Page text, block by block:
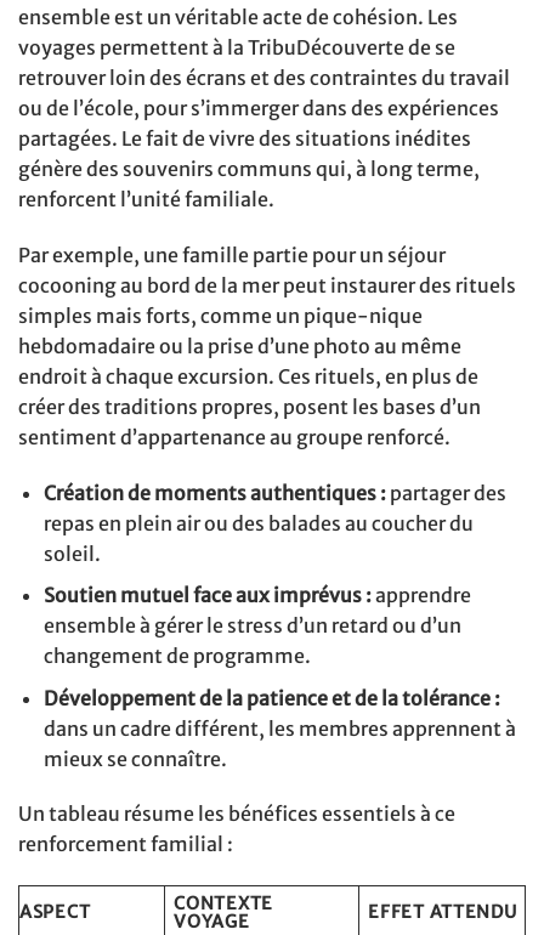
ensemble est un véritable acte de cohésion. Les
voyages permettent à la TribuDécouverte de se
retrouver loin des écrans et des contraintes du travail
ou de l’école, pour s’immerger dans des expériences
partagées. Le fait de vivre des situations inédites
génère des souvenirs communs qui, à long terme,
renforcent l’unité familiale.
Par exemple, une famille partie pour un séjour
cocooning au bord de la mer peut instaurer des rituels
simples mais forts, comme un pique-nique
hebdomadaire ou la prise d’une photo au même
endroit à chaque excursion. Ces rituels, en plus de
créer des traditions propres, posent les bases d’un
sentiment d’appartenance au groupe renforcé.
Création de moments authentiques :partager des
repas en plein air ou des balades au coucher du
soleil.
Soutien mutuel face aux imprévus :apprendre
ensemble à gérer le stress d’un retard ou d’un
changement de programme.
Développement de la patience et de la tolérance :
dans un cadre différent, les membres apprennent à
mieux se connaître.
Un tableau résume les bénéfices essentiels à ce
renforcement familial :
ASPECT
CONTEXTE
VOYAGE
EFFET ATTENDU